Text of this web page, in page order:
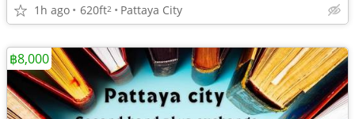
1h ago 620ft2 Pattaya City
฿8,000